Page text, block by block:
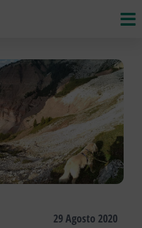
29 Agosto 2020